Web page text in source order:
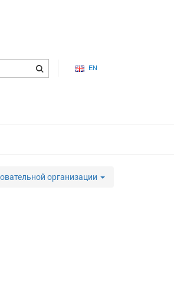
EN
организации